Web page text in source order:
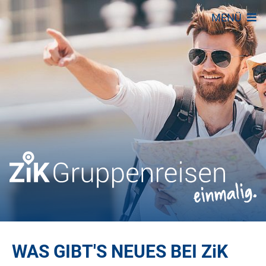
MENÜ
WAS GIBT'S NEUES BEI ZiK